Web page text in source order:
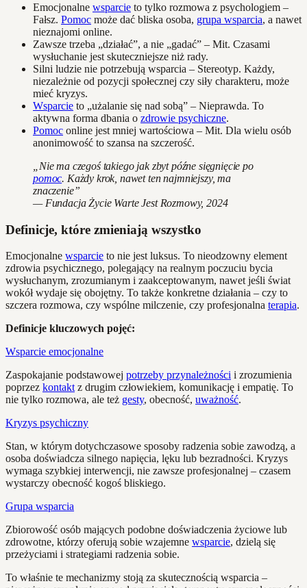
Emocjonalne wsparcie to tylko rozmowa z psychologiem –
Fałsz. Pomoc może dać bliska osoba, grupa wsparcia, a nawet
nieznajomi online.
Zawsze trzeba „działać”, a nie „gadać” – Mit. Czasami
wysłuchanie jest skuteczniejsze niż rady.
Silni ludzie nie potrzebują wsparcia – Stereotyp. Każdy,
niezależnie od pozycji społecznej czy siły charakteru, może
mieć kryzys.
Wsparcie to „użalanie się nad sobą” – Nieprawda. To
aktywna forma dbania o zdrowie psychiczne.
Pomoc online jest mniej wartościowa – Mit. Dla wielu osób
anonimowość to szansa na szczerość.
„Nie ma czegoś takiego jak zbyt późne sięgnięcie po
pomoc. Każdy krok, nawet ten najmniejszy, ma
znaczenie”
— Fundacja Życie Warte Jest Rozmowy, 2024
Definicje, które zmieniają wszystko
Emocjonalne wsparcie to nie jest luksus. To nieodzowny element
zdrowia psychicznego, polegający na realnym poczuciu bycia
wysłuchanym, zrozumianym i zaakceptowanym, nawet jeśli świat
wokół wydaje się obojętny. To także konkretne działania – czy to
szczera rozmowa, czy wspólne milczenie, czy profesjonalna terapia.
Definicje kluczowych pojęć:
Wsparcie emocjonalne
Zaspokajanie podstawowej potrzeby przynależności i zrozumienia
poprzez kontakt z drugim człowiekiem, komunikację i empatię. To
nie tylko rozmowa, ale też gesty, obecność, uważność.
Kryzys psychiczny
Stan, w którym dotychczasowe sposoby radzenia sobie zawodzą, a
osoba doświadcza silnego napięcia, lęku lub bezradności. Kryzys
wymaga szybkiej interwencji, nie zawsze profesjonalnej – czasem
wystarczy obecność kogoś bliskiego.
Grupa wsparcia
Zbiorowość osób mających podobne doświadczenia życiowe lub
zdrowotne, którzy oferują sobie wzajemne wsparcie, dzielą się
przeżyciami i strategiami radzenia sobie.
To właśnie te mechanizmy stoją za skutecznością wsparcia –